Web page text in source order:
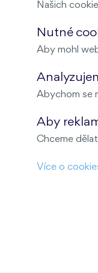
Zkopírovat odkaz
Našich
Nutné
Aby mohl
Abychom se
Aby
Chceme
Více o